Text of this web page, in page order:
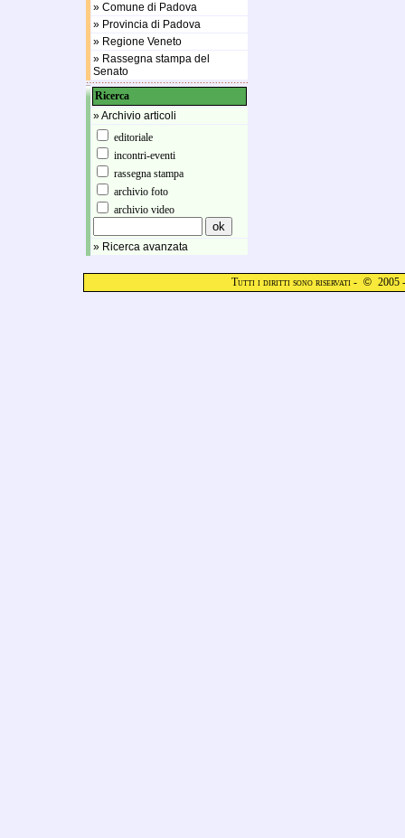
» Comune di Padova
» Provincia di Padova
» Regione Veneto
» Rassegna stampa del
Senato
Ricerca
» Archivio articoli
editoriale
incontri-eventi
rassegna stampa
archivio foto
archivio video
» Ricerca avanzata
Tutti i diritti sono riservati - © 2005